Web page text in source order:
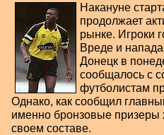
Накануне
продолжает
рынке. Игроки
Вреде и
Донецк в
сообщалось с
футболистам
Однако, как сообщил
именно бронзовые призеры
своем составе.